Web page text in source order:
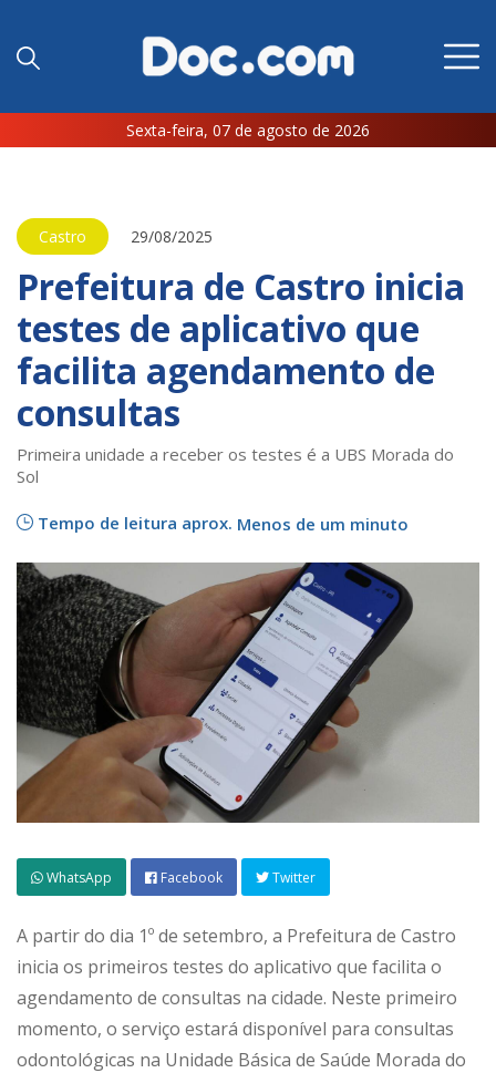
Sexta-feira, 07 de agosto de 2026
Castro 29/08/2025
Prefeitura de Castro inicia
testes de aplicativo que
facilita agendamento de
consultas
Primeira unidade a receber os testes é a UBS Morada do
Sol
Tempo de leitura aprox. Menos de um minuto
WhatsApp Facebook Twitter
A partir do dia 1º de setembro, a Prefeitura de Castro
inicia os primeiros testes do aplicativo que facilita o
agendamento de consultas na cidade. Neste primeiro
momento, o serviço estará disponível para consultas
odontológicas na Unidade Básica de Saúde Morada do